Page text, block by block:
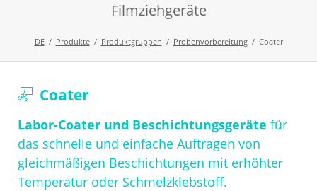
Filmziehgeräte
DE Produkte Produktgruppen Probenvorbereitung Coater
Navigation
überspringen
Coater
Labor-Coater und Beschichtungsgeräte für
das schnelle und einfache Auftragen von
gleichmäßigen Beschichtungen mit erhöhter
Temperatur oder Schmelzklebstoff.